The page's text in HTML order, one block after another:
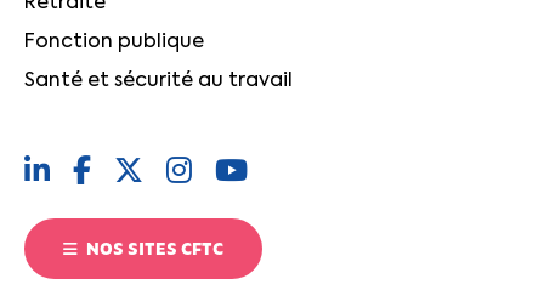
Fonction publique
Santé et sécurité au travail
NOS SITES CFTC